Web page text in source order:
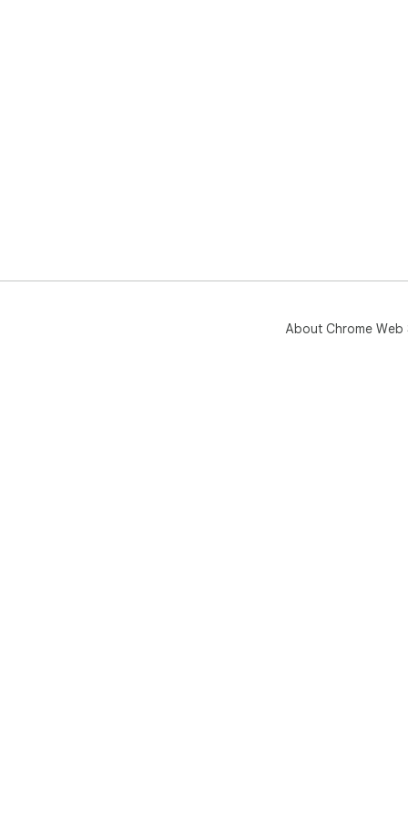
About Chrome Web